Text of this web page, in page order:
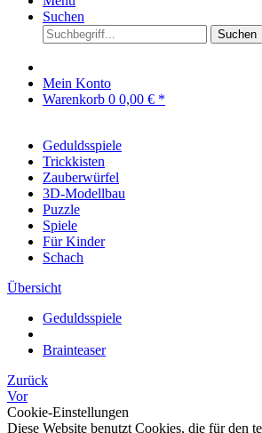
Suchen
Suchen
Mein Konto
Warenkorb 0 0,00 € *
Geduldsspiele
Trickkisten
Zauberwürfel
3D-Modellbau
Puzzle
Spiele
Für Kinder
Schach
Übersicht
Geduldsspiele
Brainteaser
Zurück
Vor
Cookie-Einstellungen
Diese Website benutzt Cookies, die für den